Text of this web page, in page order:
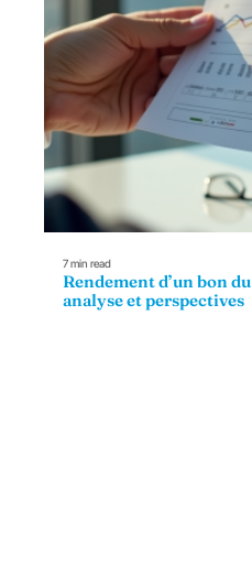
7 min read
Rendement d’un bon
analyse et perspectives